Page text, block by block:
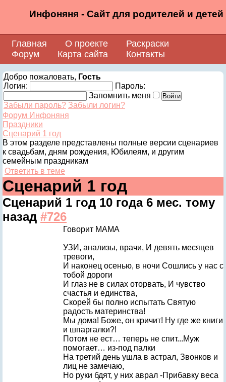
Инфоняня - Сайт для родителей и детей
Главная О проекте
Раскраски
Форум
Карта сайта Контакты
Добро пожаловать, Гость
Логин:
Пароль:
Запомнить меня
Забыли пароль? Забыли логин?
Форум Инфоняня
Праздники
Сценарий 1 год
В этом разделе представлены полные версии сценариев
к свадьбам, дням рождения, Юбилеям, и другим
семейным праздникам
Ответить в теме
Сценарий 1 год
Сценарий 1 год 10 года 6 мес. тому
назад #726
Говорит МАМА
УЗИ, анализы, врачи, И девять месяцев
тревоги,
И наконец осенью, в ночи Сошлись у нас с
тобой дороги
И глаз не в силах оторвать, И чувство
счастья и единства,
Скорей бы полно испытать Святую
радость материнства!
Мы дома! Боже, он кричит! Ну где же книги
и шпаргалки?!
Потом не ест… теперь не спит...Муж
помогает… из-под палки
На третий день ушла в астрал, Звонков и
лиц не замечаю,
Но руки бдят, у них аврал -Прибавку веса